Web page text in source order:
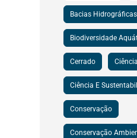
Bacias Hidrográficas
Biodiversidade
Cerrado
Ciência E
Conservação
Conservação